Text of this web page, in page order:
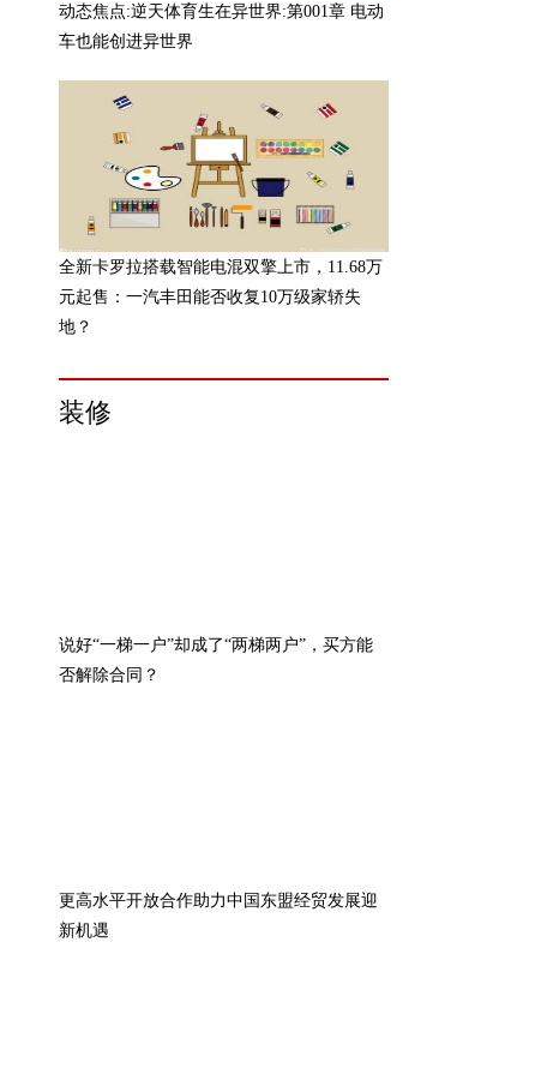
动态焦点:逆天体育生在异世界:第001章 电动
车也能创进异世界
全新卡罗拉搭载智能电混双擎上市，11.68万
元起售：一汽丰田能否收复10万级家轿失
地？
装修
说好“一梯一户”却成了“两梯两户”，买方能
否解除合同？
更高水平开放合作助力中国东盟经贸发展迎
新机遇